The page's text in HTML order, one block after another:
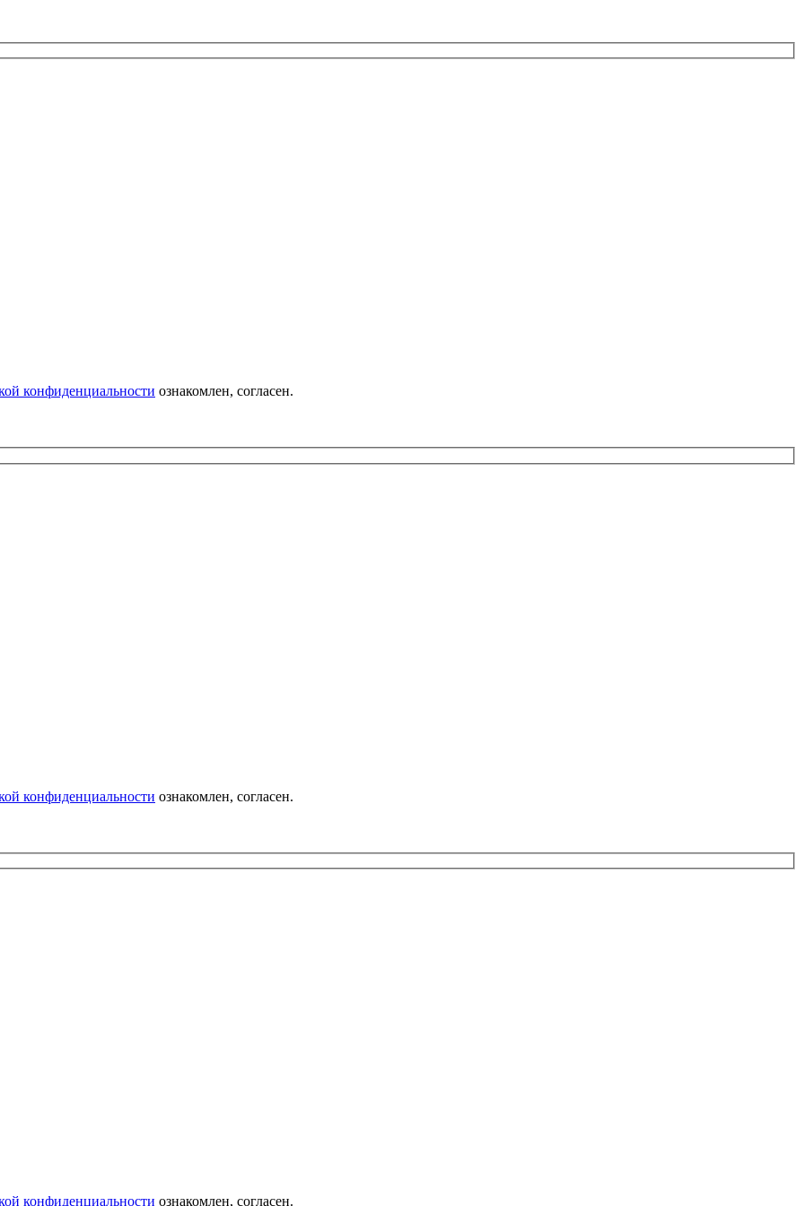
конфиденциальности ознакомлен, согласен.
конфиденциальности ознакомлен, согласен.
конфиденциальности ознакомлен, согласен.